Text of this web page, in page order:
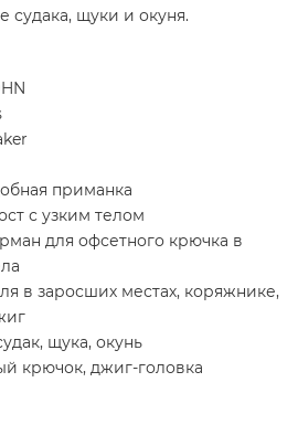
судака, щуки и окуня.
приманка
с узким телом
для офсетного крючка в
в заросших местах, коряжнике,
щука, окунь
крючок, джиг-головка